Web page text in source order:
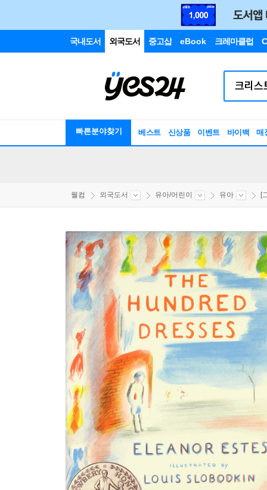
국내도서 외국도서 중고샵 eBook 크레마클럽
빠른분야찾기 베스트 신상품 이벤트 바이백 매
웰컴 외국도서 유아/어린이 유아 [